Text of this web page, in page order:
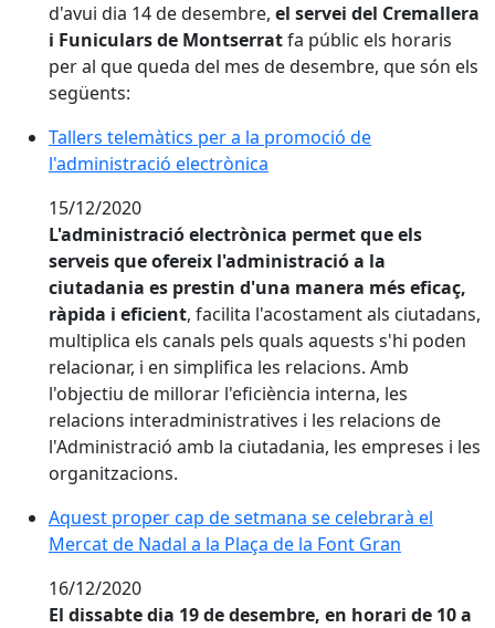
d'avui dia 14 de desembre, el servei del Cremallera
i Funiculars de Montserratfa públic els horaris
per al que queda del mes de desembre, que són els
següents:
Tallers telemàtics per a la promoció de
l'administració electrònica
15/12/2020
L'administració electrònica permet que els
serveis que ofereix l'administració a la
ciutadania es prestin d'una manera més eficaç,
ràpida i eficient, facilita l'acostament als ciutadans,
multiplica els canals pels quals aquests s'hi poden
relacionar, i en simplifica les relacions. Amb
l'objectiu de millorar l'eficiència interna, les
relacions interadministratives i les relacions de
l'Administració amb la ciutadania, les empreses i les
organitzacions.
Aquest proper cap de setmana se celebrarà el
Aquest proper cap de setmana se celebrarà el
Mercat de Nadal a la Plaça de la Font Gran
16/12/2020
El dissabte dia 19 de desembre, en horari de 10 a